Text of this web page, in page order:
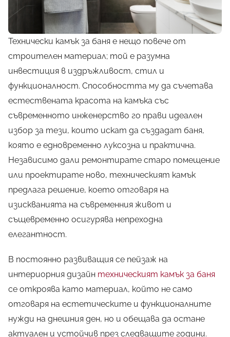
Технически камък за баня е нещо повече от
строителен материал; той е разумна
инвестиция в издръжливост, стил и
функционалност. Способността му да съчетава
естествената красота на камъка със
съвременното инженерство го прави идеален
избор за тези, които искат да създадат баня,
която е едновременно луксозна и практична.
Независимо дали ремонтирате старо помещение
или проектирате ново, техническият камък
предлага решение, което отговаря на
изискванията на съвременния живот и
същевременно осигурява непреходна
елегантност.
В постоянно развиващия се пейзаж на
интериорния дизайн техническият камък за баня
се откроява като материал, който не само
отговаря на естетическите и функционалните
нужди на днешния ден, но и обещава да остане
актуален и устойчив през следващите години.